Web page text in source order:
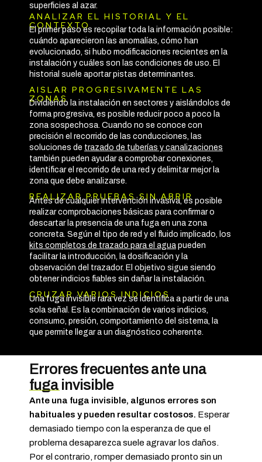
superficies al azar.
ANALIZAR EL HISTORIAL Y EL
CONTEXTO
El primer paso es recopilar toda la información posible:
cuándo aparecieron las anomalías, cómo han
evolucionado, si hubo modificaciones recientes en la
instalación y cuáles son las condiciones de uso. El
historial suele aportar pistas determinantes.
AISLAR PROGRESIVAMENTE LAS
ZONAS
Dividiendo la instalación en sectores y aislándolos de
forma progresiva, es posible reducir poco a poco la
zona sospechosa. Cuando no se conoce con
precisión el recorrido de las conducciones, las
soluciones de trazado de tuberías y canalizaciones
también pueden ayudar a comprobar conexiones,
identificar el recorrido de una red y delimitar mejor la
zona que debe analizarse.
REALIZAR PRUEBAS SIN ABRIR
Antes de cualquier intervención invasiva, es posible
realizar comprobaciones básicas para confirmar o
descartar la presencia de una fuga en una zona
concreta. Según el tipo de red y el fluido implicado, los
kits completos de trazado para el agua pueden
facilitar la introducción, la dosificación y la
observación del trazador. El objetivo sigue siendo
obtener indicios fiables sin dañar la instalación.
CRUZAR VARIOS INDICIOS
Una fuga invisible rara vez se identifica a partir de una
sola señal. Es la combinación de varios indicios,
consumo, presión, comportamiento del sistema, la
que permite llegar a un diagnóstico coherente.
Errores frecuentes ante una
fuga invisible
Ante una fuga invisible, algunos errores son
habituales y pueden resultar costosos. Esperar
demasiado tiempo con la esperanza de que el
problema desaparezca suele agravar los daños.
Por el contrario, romper demasiado pronto sin un